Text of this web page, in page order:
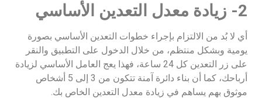
2- زيادة معدل التعدين الأساسي
أي لا بُد من الالتزام بإجراء خطوات التعدين الأساسي بصورة
يومية وبشكل منتظم، من خلال الدخول على التطبيق والنقر
على زر التعدين كل 24 ساعة، فهذا يعج العامل الأساسي لزيادة
أرباحك، كما أن بناء دائرة آمنة تتكون من 3 إلى 5 أشخاص
موثوق بهم يساهم في زيادة معدل التعدين الخاص بك.